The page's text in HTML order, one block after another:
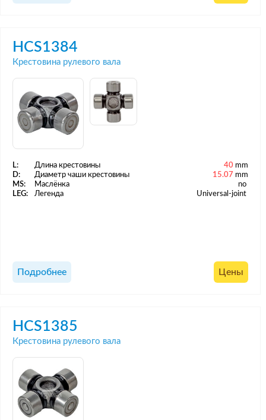
HCS1384
Крестовина рулевого вала
L: Длина крестовины 40 mm
D:
Диаметр чаши крестовины 15.07 mm
MS:
Маслёнка
no
LEG:
Легенда Universal-joint
Подробнее Цены
HCS1385
Крестовина рулевого вала